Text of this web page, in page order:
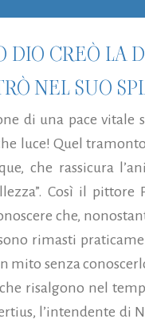
DIO CREÒ LA
NEL SUO
di una pace vitale
luce! Quel
che rassicura
Così il pittore
che,
rimasti
mito senza
risalgono nel
l’intendente di